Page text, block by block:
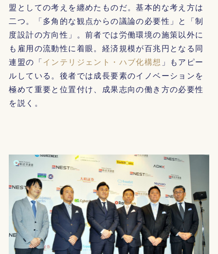
盟としての考えを纏めたものだ。基本的な考え方は
二つ。「多角的な観点からの議論の必要性」と「制
度設計の方向性」。前者では労働環境の施策以外に
も雇用の流動性に着眼。経済規模が百兆円となる同
連盟の「インテリジェント・ハブ化構想 」もアピー
ルしている。後者では成長要素のイノベーションを
極めて重要と位置付け、成果志向の働き方の必要性
を説く。